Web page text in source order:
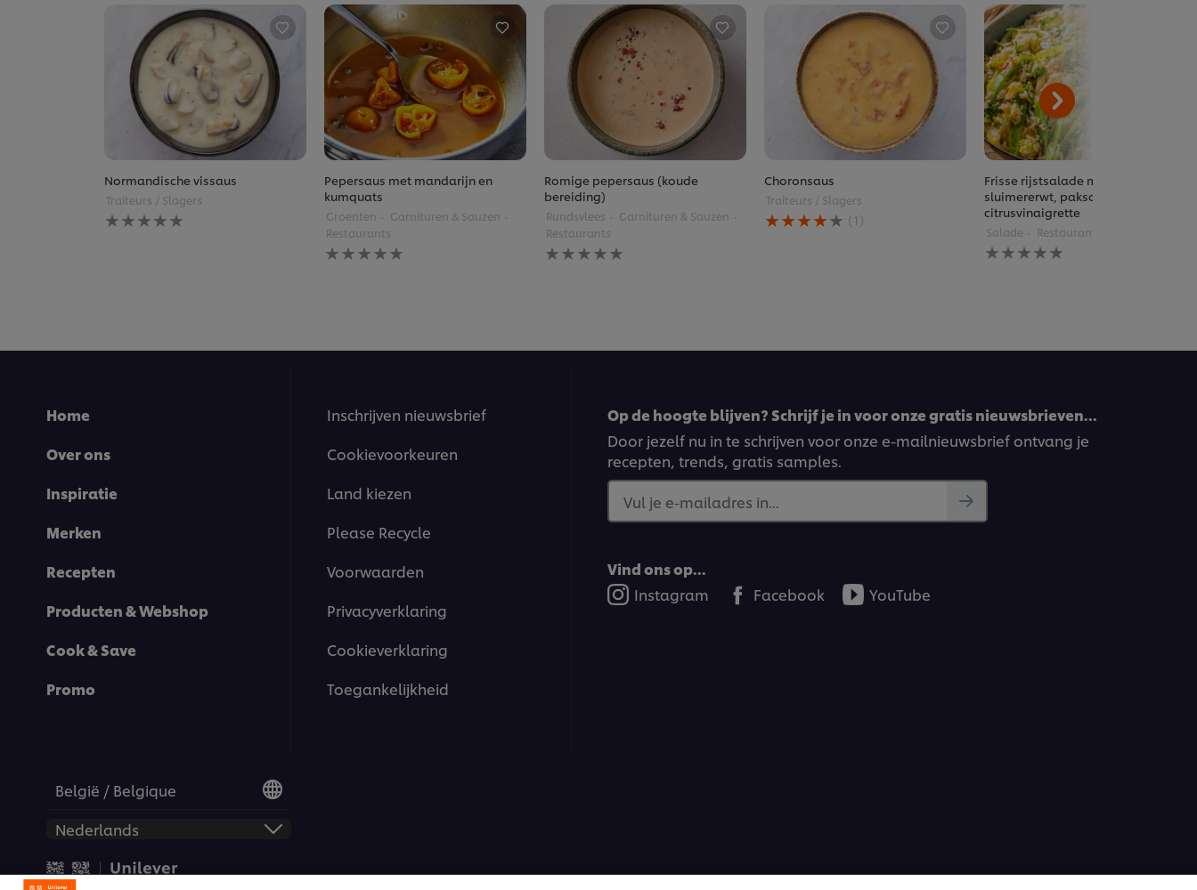
Normandische vissaus
Traiteurs / Slagers
Geen
beoordelingen
Pepersaus met mandarijn en
kumquats
Groenten
Garnituren & Sauzen
Restaurants
Geen
beoordelingen
Romige pepersaus (koude
bereiding)
Rundsvlees
Garnituren & Sauzen
Restaurants
Geen
beoordelingen
Choronsaus
Traiteurs / Slagers
De
gemiddelde
van
1
beoordelingen.
(1)
Frisse rijstsalade met mango,
sluimererwt, paksoi en
citrusvinaigrette
Salade Restaurants
Geen
beoordelingen
Home
Over ons
Inspiratie
Merken
Recepten
Producten & Webshop
Cook & Save
Promo
Inschrijven nieuwsbrief
Cookievoorkeuren
Land kiezen
Please Recycle
Voorwaarden
Privacyverklaring
Cookieverklaring
Toegankelijkheid
Op de hoogte blijven? Schrijf je in voor onze gratis nieuwsbrieven…
Door jezelf nu in te schrijven voor onze e-mailnieuwsbrief ontvang je
recepten, trends, gratis samples.
Vul je e-mailadres in...
Vind ons op...
Instagram
Facebook YouTube
België / Belgique